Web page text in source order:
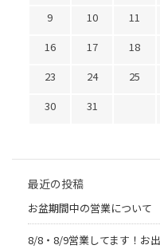
9
10 11
16
17 18
23
24 25
30
31
最近の投稿
お盆期間中の営業について
8/8・8/9営業してます！お